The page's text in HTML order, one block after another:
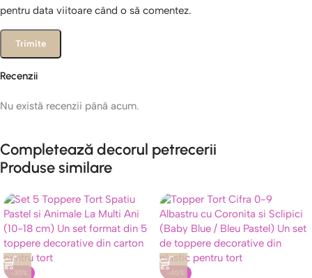
Recenzii
Nu există recenzii până acum.
pentru data viitoare când o să comentez.
Completează decorul petrecerii
Produse similare
-30% -45%